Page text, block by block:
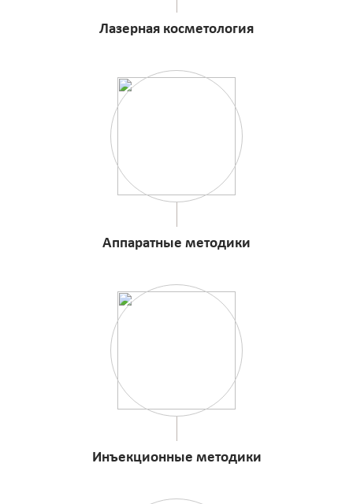
Лазерная косметология
Аппаратные методики
Инъекционные методики